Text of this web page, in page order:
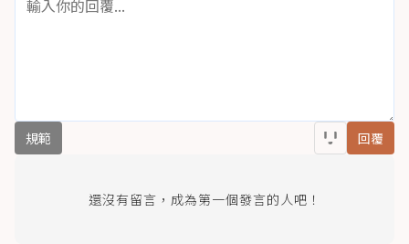
規範 回覆
還沒有留言，成為第一個發言的人吧！